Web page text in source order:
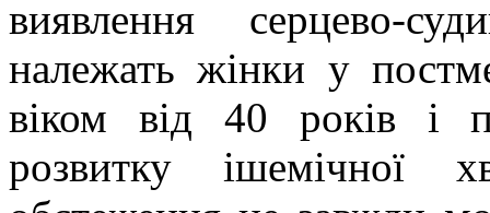
виявлення серцево-
належать жінки у
віком від 40 років і
розвитку ішемічної